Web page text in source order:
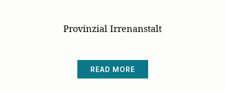
Provinzial Irrenanstalt
READ MORE